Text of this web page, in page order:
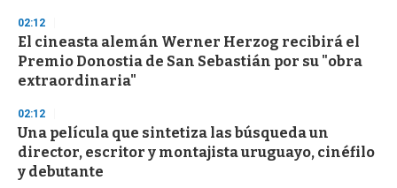
d
s
02:12
El cineasta alemán Werner Herzog recibirá el
Premio Donostia de San Sebastián por su "obra
extraordinaria"
02:12
Una película que sintetiza las búsqueda un
director, escritor y montajista uruguayo, cinéfilo
y debutante